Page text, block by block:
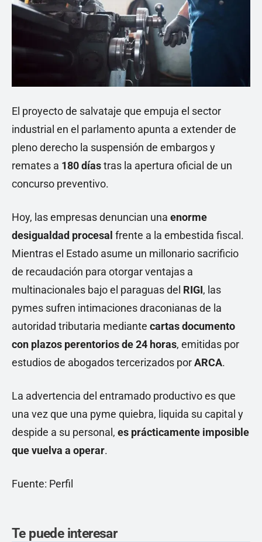
El proyecto de salvataje que empuja el sector
industrial en el parlamento apunta a extender de
pleno derecho la suspensión de embargos y
remates a 180 díastras la apertura oficial de un
concurso preventivo.
Hoy, las empresas denuncian una enorme
desigualdad procesal frente a la embestida fiscal.
Mientras el Estado asume un millonario sacrificio
de recaudación para otorgar ventajas a
multinacionales bajo el paraguas del RIGI, las
pymes sufren intimaciones draconianas de la
autoridad tributaria mediante cartas documento
con plazos perentorios de 24 horas, emitidas por
estudios de abogados tercerizados porARCA.
La advertencia del entramado productivo es que
una vez que una pyme quiebra, liquida su capital y
despide a su personal, es prácticamente imposible
que vuelva a operar.
Fuente: Perfil
Te puede interesar